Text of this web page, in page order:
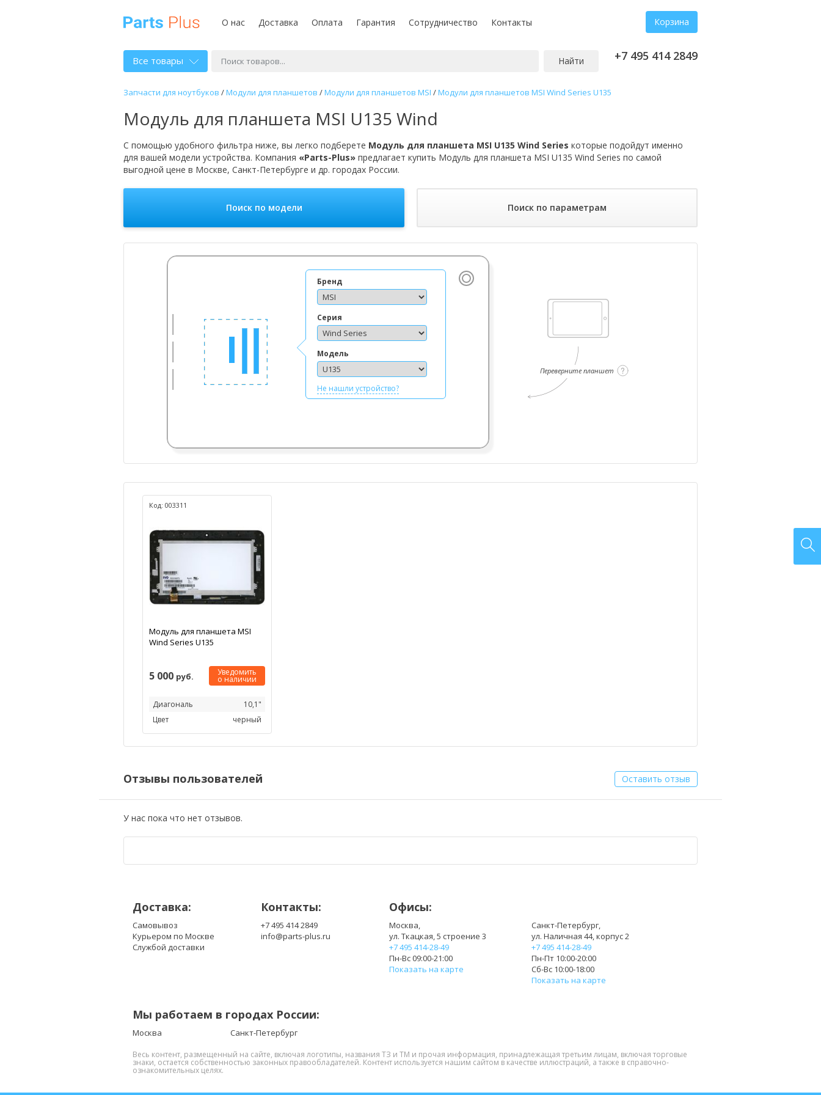
О нас Доставка Оплата Гарантия Сотрудничество Контакты Корзина
Все товары Найти +7 495 414 2849
Запчасти для ноутбуков /Модули для планшетов /Модули для планшетов MSI /Модули для планшетов MSI Wind Series U135
Модуль для планшета MSI U135 Wind
С помощью удобного фильтра ниже, вы легко подберете Модуль для планшета MSI U135 Wind Series которые подойдут именно
для вашей модели устройства. Компания «Parts-Plus» предлагает купить Модуль для планшета MSI U135 Wind Series по самой
выгодной цене в Москве, Санкт-Петербурге и др. городах России.
Поиск по модели Поиск по параметрам
Бренд
Серия
Модель
Не нашли устройство?
Переверните планшет
Код: 003311
Модуль для планшета MSI
Wind Series U135
5 000 руб. Уведомить
о наличии
Диагональ
10,1"
Цвет
черный
Отзывы пользователей Оставить отзыв
У нас пока что нет отзывов.
Доставка:
Самовывоз
Курьером по Москве
Службой доставки
Контакты:
+7 495 414 2849
info@parts-plus.ru
Офисы:
Москва,
ул. Ткацкая, 5 строение 3
+7 495 414-28-49
Пн-Вс 09:00-21:00
Показать на карте
Санкт-Петербург,
ул. Наличная 44, корпус 2
+7 495 414-28-49
Пн-Пт 10:00-20:00
Сб-Вс 10:00-18:00
Показать на карте
Мы работаем в городах России:
Москва Санкт-Петербург
Весь контент, размещенный на сайте, включая логотипы, названия ТЗ и ТМ и прочая информация, принадлежащая третьим лицам, включая торговые
знаки, остается собственностью законных правообладателей. Контент используется нашим сайтом в качестве иллюстраций, а также в справочно-
ознакомительных целях.